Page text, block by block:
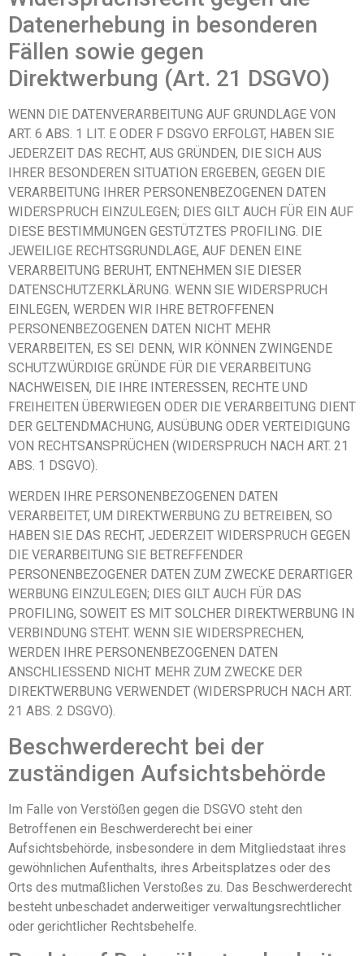
Datenerhebung in besonderen
Fällen sowie gegen
Direktwerbung (Art. 21 DSGVO)
WENN DIE DATENVERARBEITUNG AUF GRUNDLAGE VON
ART. 6 ABS. 1 LIT. E ODER F DSGVO ERFOLGT, HABEN SIE
JEDERZEIT DAS RECHT, AUS GRÜNDEN, DIE SICH AUS
IHRER BESONDEREN SITUATION ERGEBEN, GEGEN DIE
VERARBEITUNG IHRER PERSONENBEZOGENEN DATEN
WIDERSPRUCH EINZULEGEN; DIES GILT AUCH FÜR EIN AUF
DIESE BESTIMMUNGEN GESTÜTZTES PROFILING. DIE
JEWEILIGE RECHTSGRUNDLAGE, AUF DENEN EINE
VERARBEITUNG BERUHT, ENTNEHMEN SIE DIESER
DATENSCHUTZERKLÄRUNG. WENN SIE WIDERSPRUCH
EINLEGEN, WERDEN WIR IHRE BETROFFENEN
PERSONENBEZOGENEN DATEN NICHT MEHR
VERARBEITEN, ES SEI DENN, WIR KÖNNEN ZWINGENDE
SCHUTZWÜRDIGE GRÜNDE FÜR DIE VERARBEITUNG
NACHWEISEN, DIE IHRE INTERESSEN, RECHTE UND
FREIHEITEN ÜBERWIEGEN ODER DIE VERARBEITUNG DIENT
DER GELTENDMACHUNG, AUSÜBUNG ODER VERTEIDIGUNG
VON RECHTSANSPRÜCHEN (WIDERSPRUCH NACH ART. 21
ABS. 1 DSGVO).
WERDEN IHRE PERSONENBEZOGENEN DATEN
VERARBEITET, UM DIREKTWERBUNG ZU BETREIBEN, SO
HABEN SIE DAS RECHT, JEDERZEIT WIDERSPRUCH GEGEN
DIE VERARBEITUNG SIE BETREFFENDER
PERSONENBEZOGENER DATEN ZUM ZWECKE DERARTIGER
WERBUNG EINZULEGEN; DIES GILT AUCH FÜR DAS
PROFILING, SOWEIT ES MIT SOLCHER DIREKTWERBUNG IN
VERBINDUNG STEHT. WENN SIE WIDERSPRECHEN,
WERDEN IHRE PERSONENBEZOGENEN DATEN
ANSCHLIESSEND NICHT MEHR ZUM ZWECKE DER
DIREKTWERBUNG VERWENDET (WIDERSPRUCH NACH ART.
21 ABS. 2 DSGVO).
Beschwerde­recht bei der
zuständigen Aufsichts­behörde
Im Falle von Verstößen gegen die DSGVO steht den
Betroffenen ein Beschwerderecht bei einer
Aufsichtsbehörde, insbesondere in dem Mitgliedstaat ihres
gewöhnlichen Aufenthalts, ihres Arbeitsplatzes oder des
Orts des mutmaßlichen Verstoßes zu. Das Beschwerderecht
besteht unbeschadet anderweitiger verwaltungsrechtlicher
oder gerichtlicher Rechtsbehelfe.